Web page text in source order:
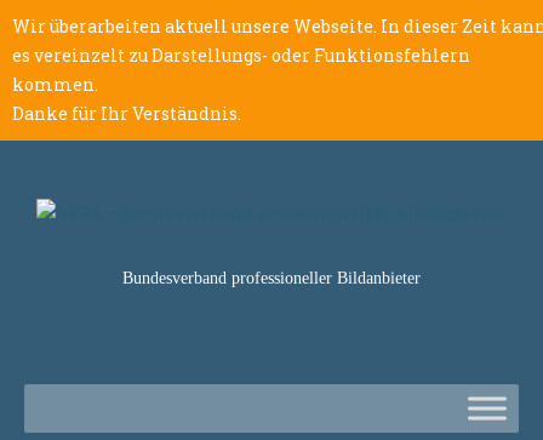
Wir überarbeiten aktuell unsere Webseite. In dieser Zeit
es vereinzelt zu Darstellungs- oder Funktionsfehlern
kommen.
Danke für Ihr Verständnis.
Bundesverband professioneller Bildanbieter